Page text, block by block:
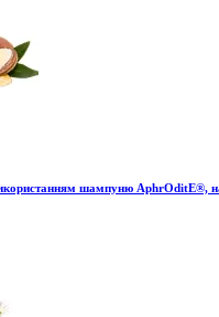
шампуню AphrOditE®,